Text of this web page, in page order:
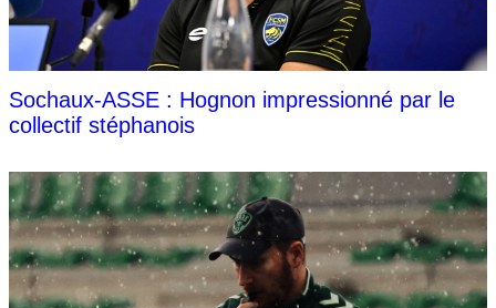
Sochaux-ASSE : Hognon impressionné par le
collectif stéphanois